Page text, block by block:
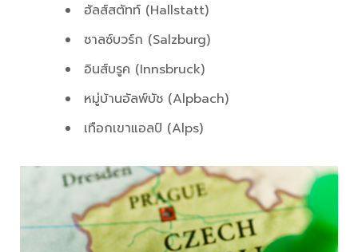
ฮัลส์สตัทท์ (Hallstatt)
ซาลซ์บวร์ก (Salzburg)
อินส์บรูค (Innsbruck)
หมู่บ้านอัลพ์บัช (Alpbach)
เทือกเขาแอลป์ (Alps)